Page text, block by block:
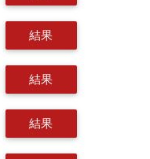
結果
結果
結果